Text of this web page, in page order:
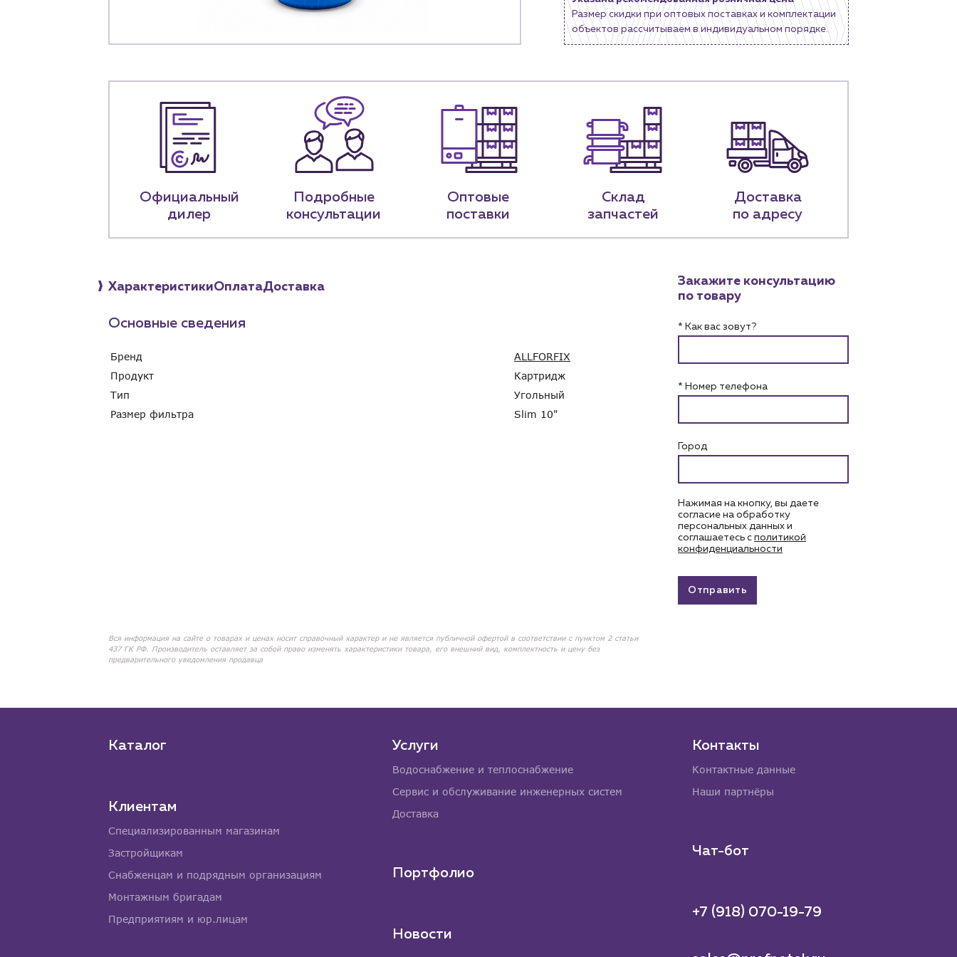
Размер скидки при оптовых поставках и комплектации
объектов рассчитываем в индивидуальном порядке.
Официальный
дилер
Подробные
консультации
Оптовые
поставки
Склад
запчастей
Доставка
по адресу
ХарактеристикиОплатаДоставка
Основные сведения
Бренд
ALLFORFIX
Продукт
Картридж
Тип
Угольный
Размер фильтра
Slim 10"
Вся информация на сайте о товарах и ценах носит справочный характер и не является публичной офертой в соответствии с пунктом 2 статьи
437 ГК РФ. Производитель оставляет за собой право изменять характеристики товара, его внешний вид, комплектность и цену без
предварительного уведомления продавца
Закажите консультацию
по товару
* Как вас зовут?
* Номер телефона
Город
Нажимая на кнопку, вы даете
согласие на обработку
персональных данных и
соглашаетесь c политикой
конфиденциальности
Отправить
Каталог
Клиентам
Специализированным магазинам
Застройщикам
Снабженцам и подрядным организациям
Монтажным бригадам
Предприятиям и юр.лицам
Услуги
Водоснабжение и теплоснабжение
Сервис и обслуживание инженерных систем
Доставка
Портфолио
Новости
Контакты
Контактные данные
Наши партнёры
Чат-бот
+7 (918) 070-19-79